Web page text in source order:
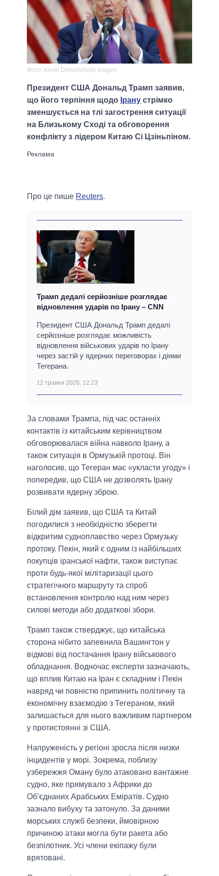
Фото: Kevin Dietsch/Getty Images
Президент США Дональд Трамп заявив,
що його терпіння щодо Ірану стрімко
зменшується на тлі загострення ситуації
на Близькому Сході та обговорення
конфлікту з лідером Китаю Сі Цзіньпіном.
Про це пише Reuters.
Трамп дедалі серйозніше розглядає
відновлення ударів по Ірану – CNN
Президент США Дональд Трамп дедалі
серйозніше розглядає можливість
відновлення військових ударів по Ірану
через застій у ядерних переговорах і діями
Тегерана.
12 травня 2026, 12:23
За словами Трампа, під час останніх
контактів із китайським керівництвом
обговорювалася війна навколо Ірану, а
також ситуація в Ормузькій протоці. Він
наголосив, що Тегеран має «укласти угоду» і
попередив, що США не дозволять Ірану
розвивати ядерну зброю.
Білий дім заявив, що США та Китай
погодилися з необхідністю зберегти
відкритим судноплавство через Ормузьку
протоку. Пекін, який є одним із найбільших
покупців іранської нафти, також виступає
проти будь-якої мілітаризації цього
стратегічного маршруту та спроб
встановлення контролю над ним через
силові методи або додаткові збори.
Трамп також стверджує, що китайська
сторона нібито запевнила Вашингтон у
відмові від постачання Ірану військового
обладнання. Водночас експерти зазначають,
що вплив Китаю на Іран є складним і Пекін
навряд чи повністю припинить політичну та
економічну взаємодію з Тегераном, який
залишається для нього важливим партнером
у протистоянні зі США.
Напруженість у регіоні зросла після низки
інцидентів у морі. Зокрема, поблизу
узбережжя Оману було атаковано вантажне
судно, яке прямувало з Африки до
Об’єднаних Арабських Еміратів. Судно
зазнало вибуху та затонуло. За даними
морських служб безпеки, ймовірною
причиною атаки могла бути ракета або
безпілотник. Усі члени екіпажу були
врятовані.